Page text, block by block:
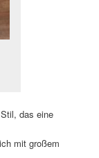
das eine
mit großem